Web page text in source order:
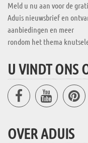
Meld u nu aan voor de
Aduis nieuwsbrief en
aanbiedingen en meer
rondom het thema
U VINDT ONS
OVER ADUIS